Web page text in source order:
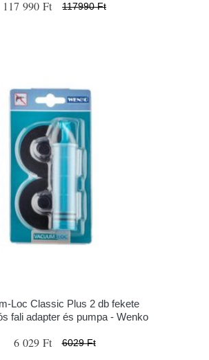
117 990 Ft 117990 Ft
Loc Classic Plus 2 db fekete
fali adapter és pumpa - Wenko
6 029 Ft 6029 Ft